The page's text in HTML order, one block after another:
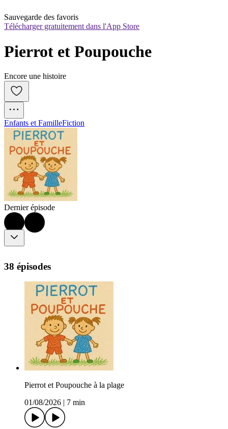
Sauvegarde des favoris
Télécharger gratuitement dans l'App Store
Pierrot et Poupouche
Encore une histoire
Enfants et FamilleFiction
Dernier épisode
38 épisodes
Pierrot et Poupouche à la plage
01/08/2026
7 min